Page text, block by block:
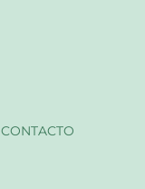
CONTACTO